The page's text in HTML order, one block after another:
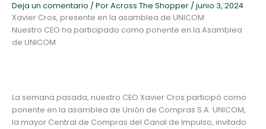
Deja un comentario / PorAcross The Shopper / junio 3, 2024
Xavier Cros, presente en la asamblea de UNICOM
Nuestro CEO ha participado como ponente en la Asamblea
de UNICOM.
La semana pasada, nuestro CEO Xavier Cros participó como
ponente en la asamblea de Unión de Compras S.A. UNICOM,
la mayor Central de Compras del Canal de Impulso, invitado